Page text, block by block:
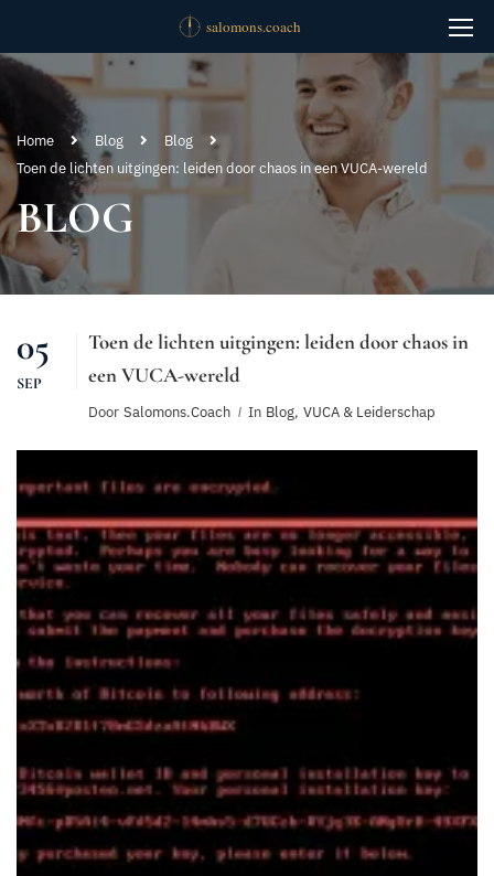
Home Blog
Blog
Toen de lichten uitgingen: leiden door chaos in een VUCA-wereld
BLOG
05
SEP
Toen de lichten uitgingen: leiden door chaos in
een VUCA-wereld
Door Salomons.coach In Blog, VUCA & Leiderschap